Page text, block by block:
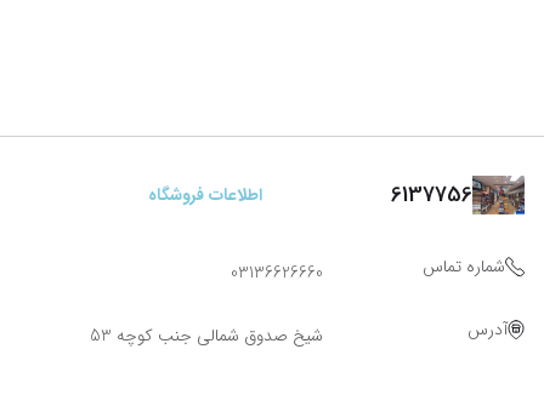
6137756 اطلاعات فروشگاه
شماره تماس 03136626660
آدرس شیخ صدوق شمالی جنب کوچه 53